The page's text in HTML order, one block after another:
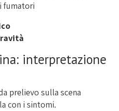
fumatori
interpretazione
prelievo sulla scena
con i sintomi.